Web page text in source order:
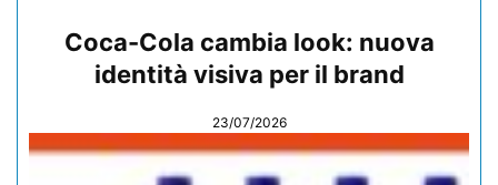
Coca-Cola cambia look: nuova
identità visiva per il brand
23/07/2026